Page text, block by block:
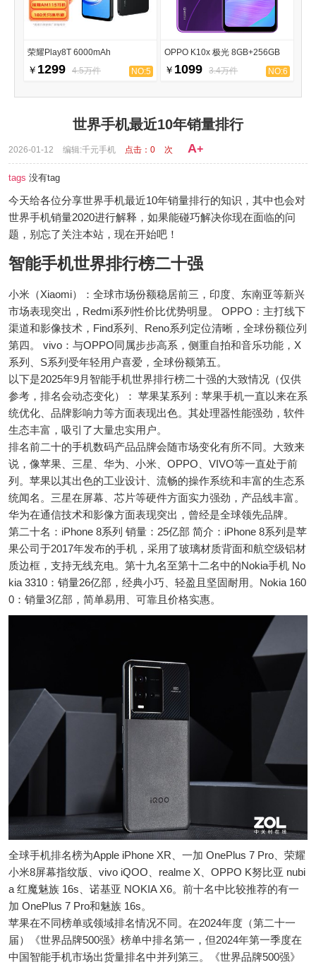
荣耀Play8T 6000mAh
￥ 1299 4.5万件 NO:5
OPPO K10x 极光 8GB+256GB
￥ 1099 3.4万件 NO:6
世界手机最近10年销量排行
2026-01-12 编辑:千元手机 点击： 0 次 A+
tags 没有tag
今天给各位分享世界手机最近10年销量排行的知识，其中也会对
世界手机销量2020进行解释，如果能碰巧解决你现在面临的问
题，别忘了关注本站，现在开始吧！
智能手机世界排行榜二十强
小米（Xiaomi）：全球市场份额稳居前三，印度、东南亚等新兴
市场表现突出，Redmi系列性价比优势明显。 OPPO：主打线下
渠道和影像技术，Find系列、Reno系列定位清晰，全球份额位列
第四。 vivo：与OPPO同属步步高系，侧重自拍和音乐功能，X
系列、S系列受年轻用户喜爱，全球份额第五。
以下是2025年9月智能手机世界排行榜二十强的大致情况（仅供
参考，排名会动态变化）： 苹果某系列：苹果手机一直以来在系
统优化、品牌影响力等方面表现出色。其处理器性能强劲，软件
生态丰富，吸引了大量忠实用户。
排名前二十的手机数码产品品牌会随市场变化有所不同。大致来
说，像苹果、三星、华为、小米、OPPO、VIVO等一直处于前
列。苹果以其出色的工业设计、流畅的操作系统和丰富的生态系
统闻名。三星在屏幕、芯片等硬件方面实力强劲，产品线丰富。
华为在通信技术和影像方面表现突出，曾经是全球领先品牌。
第二十名：iPhone 8系列 销量：25亿部 简介：iPhone 8系列是苹
果公司于2017年发布的手机，采用了玻璃材质背面和航空级铝材
质边框，支持无线充电。第十九名至第十二名中的Nokia手机 No
kia 3310：销量26亿部，经典小巧、轻盈且坚固耐用。Nokia 160
0：销量3亿部，简单易用、可靠且价格实惠。
全球手机排名榜为Apple iPhone XR、一加 OnePlus 7 Pro、荣耀
小米8屏幕指纹版、vivo iQOO、realme X、OPPO K努比亚 nubi
a 红魔魅族 16s、诺基亚 NOKIA X6。前十名中比较推荐的有一
加 OnePlus 7 Pro和魅族 16s。
苹果在不同榜单或领域排名情况不同。在2024年度（第二十一
届）《世界品牌500强》榜单中排名第一，但2024年第一季度在
中国智能手机市场出货量排名中并列第三。《世界品牌500强》